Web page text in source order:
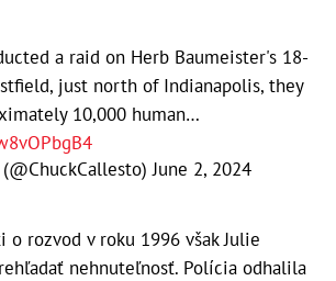
a raid on Herb Baumeister's 18-
just north of Indianapolis, they
10,000 human…
June 2, 2024
o rozvod v roku 1996 však Julie
nehnuteľnosť. Polícia odhalila